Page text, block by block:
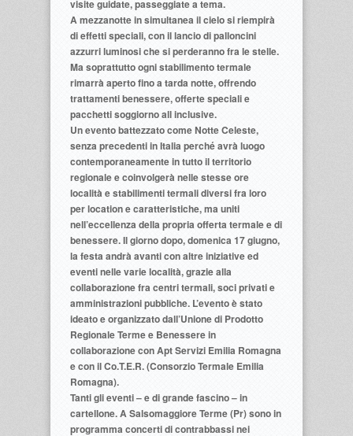
visite guidate, passeggiate a tema.
A mezzanotte in simultanea il cielo si riempirà
di effetti speciali, con il lancio di palloncini
azzurri luminosi che si perderanno fra le stelle.
Ma soprattutto ogni stabilimento termale
rimarrà aperto fino a tarda notte, offrendo
trattamenti benessere, offerte speciali e
pacchetti soggiorno all inclusive.
Un evento battezzato come Notte Celeste,
senza precedenti in Italia perché avrà luogo
contemporaneamente in tutto il territorio
regionale e coinvolgerà nelle stesse ore
località e stabilimenti termali diversi fra loro
per location e caratteristiche, ma uniti
nell’eccellenza della propria offerta termale e di
benessere. Il giorno dopo, domenica 17 giugno,
la festa andrà avanti con altre iniziative ed
eventi nelle varie località, grazie alla
collaborazione fra centri termali, soci privati e
amministrazioni pubbliche. L’evento è stato
ideato e organizzato dall’Unione di Prodotto
Regionale Terme e Benessere in
collaborazione con Apt Servizi Emilia Romagna
e con il Co.T.E.R. (Consorzio Termale Emilia
Romagna).
Tanti gli eventi – e di grande fascino – in
cartellone. A Salsomaggiore Terme (Pr) sono in
programma concerti di contrabbassi nei